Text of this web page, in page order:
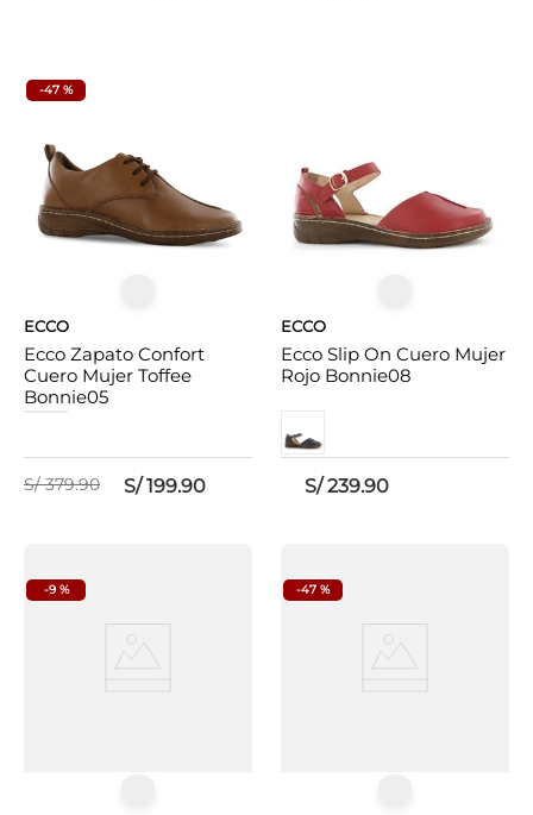
-47 %
ECCO
Ecco Zapato Confort
Cuero Mujer Toffee
Bonnie05
S/ 379.90 S/ 199.90
ECCO
Ecco Slip On Cuero Mujer
Rojo Bonnie08
S/ 239.90
-9 % -47 %